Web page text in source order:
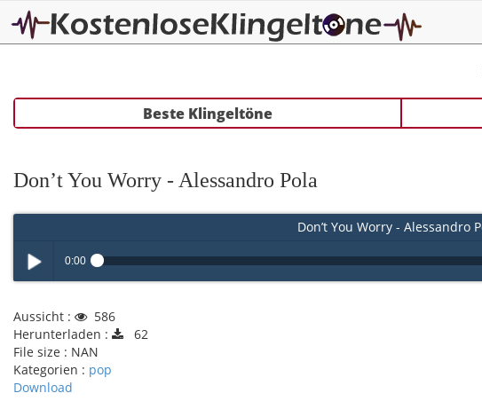
Beste Klingeltöne
Don’t You Worry - Alessandro Pola
Don’t You Worry - Alessandro
Play /
0:00
Aussicht :
586
Herunterladen :
62
File size : NAN
Kategorien : pop
Download